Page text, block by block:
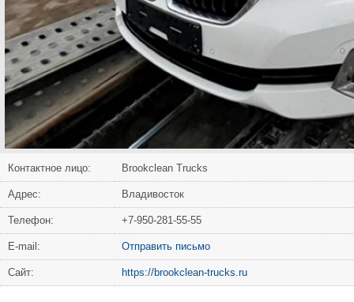
Контактное лицо: Brookclean Trucks
Адрес: Владивосток
Телефон: +7-950-281-55-55
Е-mail: Отправить письмо
Сайт: https://brookclean-trucks.ru